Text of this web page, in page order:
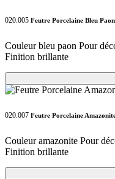
020.005 Feutre Porcelaine Bleu Paon
Couleur bleu paon Pour
Finition brillante
Loading...
Loading...
020.007 Feutre Porcelaine
Couleur amazonite Pour
Finition brillante
Loading...
Loading...